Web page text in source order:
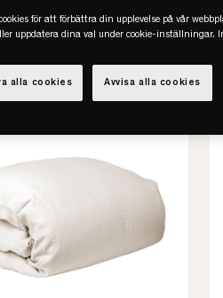
(45)för att förbättra din upplevelse på vår
uppdatera dina val under cookie-inställningar.
Avvisa alla cookies
alla cookies